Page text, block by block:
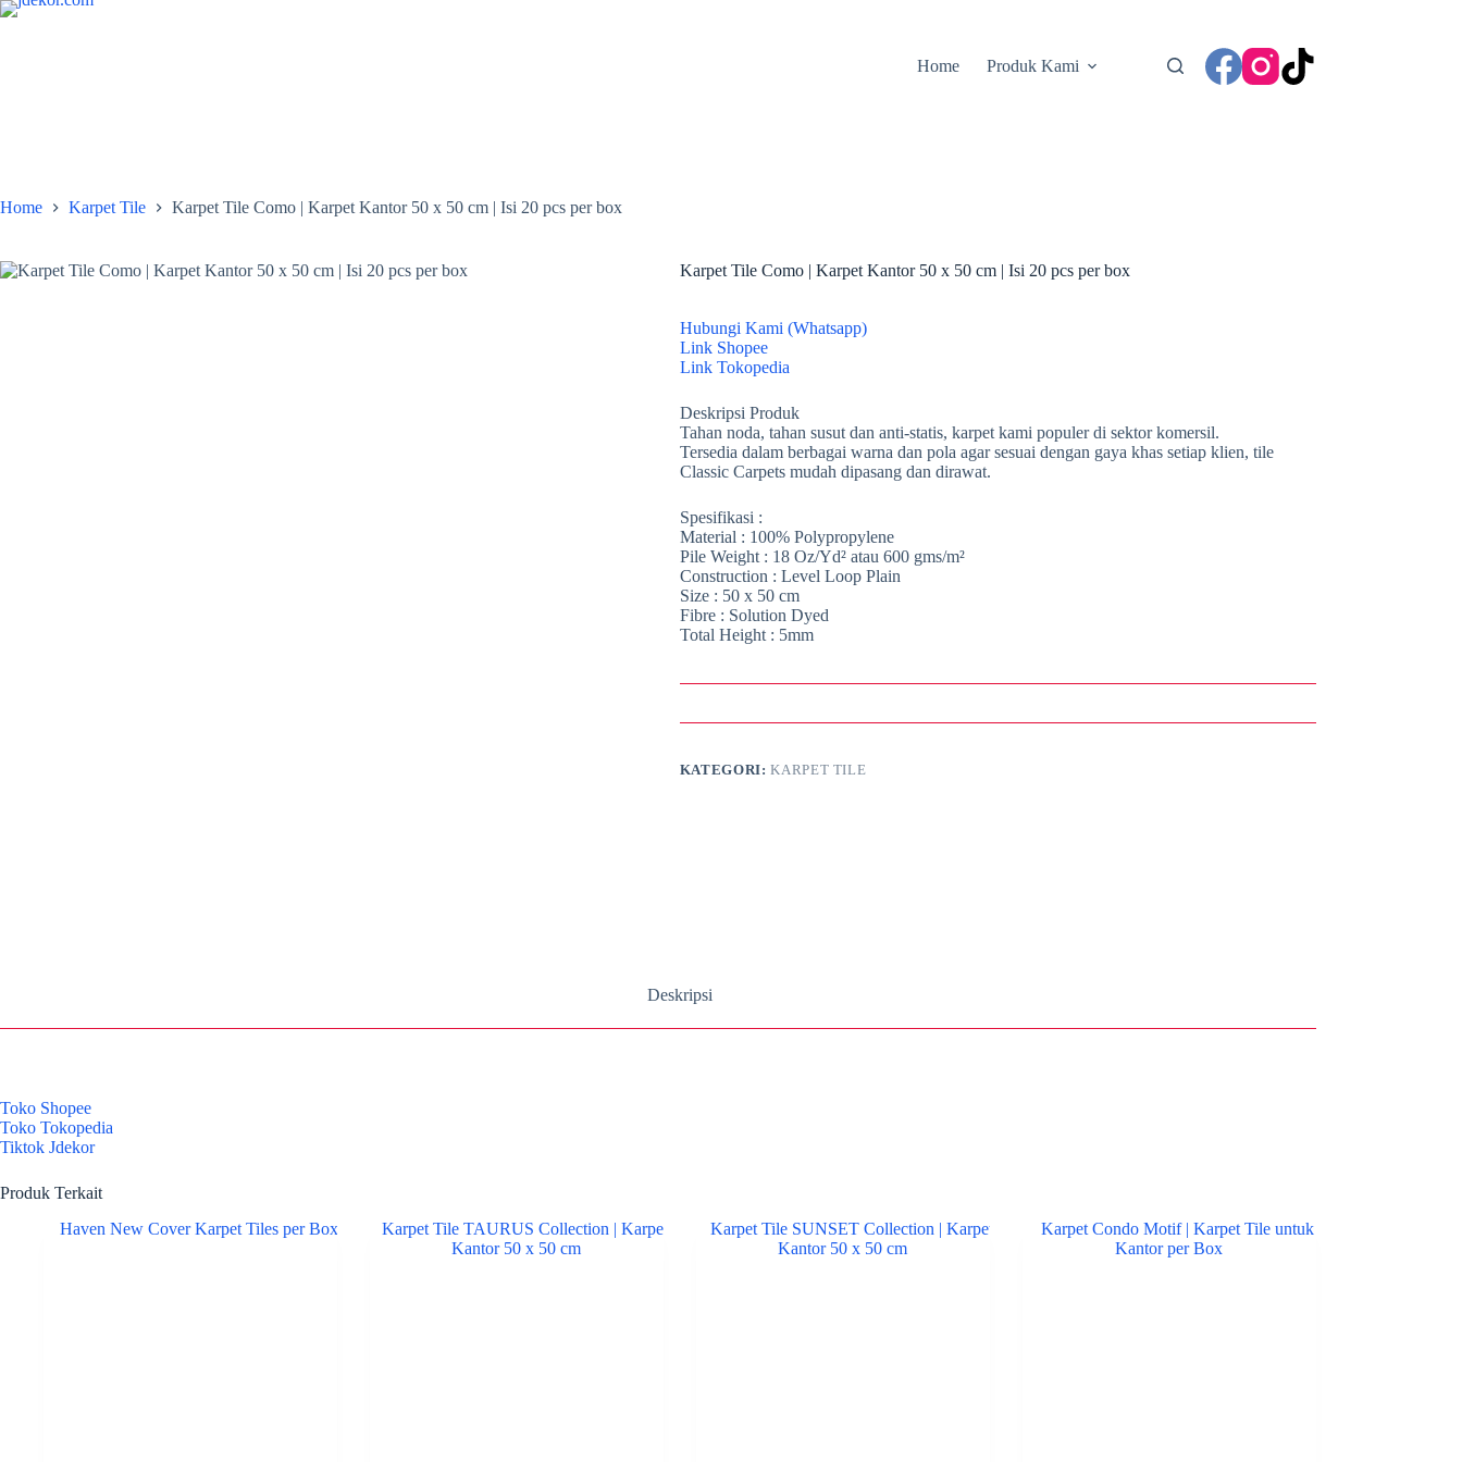
Skip
Home
Produk Kami
Home Karpet Tile Karpet Tile Como | Karpet Kantor 50 x 50 cm | Isi 20 pcs per box
Karpet Tile Como | Karpet Kantor 50 x 50 cm | Isi 20 pcs per box
Hubungi Kami (Whatsapp)
Link Shopee
Link Tokopedia
Deskripsi Produk
Tahan noda, tahan susut dan anti-statis, karpet kami populer di sektor komersil.
Tersedia dalam berbagai warna dan pola agar sesuai dengan gaya khas setiap klien, tile
Classic Carpets mudah dipasang dan dirawat.
Spesifikasi :
Material : 100% Polypropylene
Pile Weight : 18 Oz/Yd² atau 600 gms/m²
Construction : Level Loop Plain
Size : 50 x 50 cm
Fibre : Solution Dyed
Total Height : 5mm
KATEGORI:KARPET TILE
Deskripsi
Toko Shopee
Toko Tokopedia
Tiktok Jdekor
Produk Terkait